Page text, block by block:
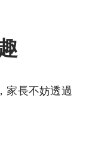
家長不妨透過